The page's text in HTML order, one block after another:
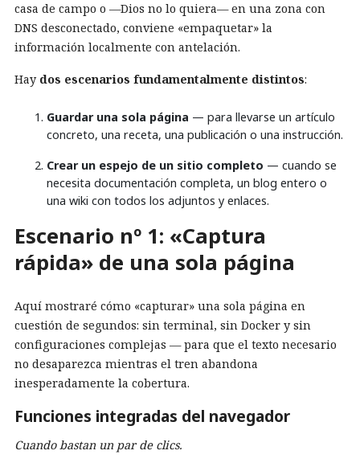
casa de campo o —Dios no lo quiera— en una zona con
DNS desconectado, conviene «empaquetar» la
información localmente con antelación.
Hay dos escenarios fundamentalmente distintos:
Guardar una sola página — para llevarse un artículo
concreto, una receta, una publicación o una instrucción.
Crear un espejo de un sitio completo — cuando se
necesita documentación completa, un blog entero o
una wiki con todos los adjuntos y enlaces.
Escenario nº 1: «Captura
rápida» de una sola página
Aquí mostraré cómo «capturar» una sola página en
cuestión de segundos: sin terminal, sin Docker y sin
configuraciones complejas — para que el texto necesario
no desaparezca mientras el tren abandona
inesperadamente la cobertura.
Funciones integradas del navegador
Cuando bastan un par de clics.